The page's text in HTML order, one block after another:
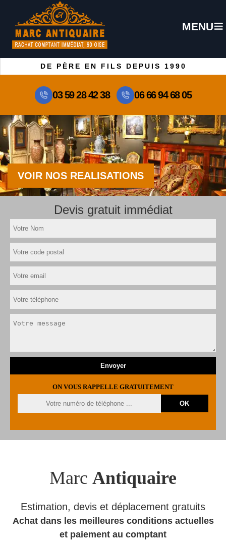
MENU
DE PÈRE EN FILS DEPUIS 1990
03 59 28 42 38 06 66 94 68 05
VOIR NOS REALISATIONS
Devis gratuit immédiat
ON VOUS RAPPELLE GRATUITEMENT
Marc Antiquaire
Estimation, devis et déplacement gratuits
Achat dans les meilleures conditions actuelles
et paiement au comptant